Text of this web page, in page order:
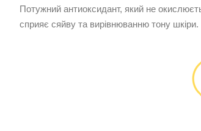
Потужний антиоксидант, який не
сприяє сяйву та вирівнюванню тону шкіри.